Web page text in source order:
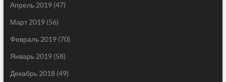
Апрель 2019(47)
Март 2019(56)
Февраль 2019(70)
Январь 2019(58)
Декабрь 2018(49)